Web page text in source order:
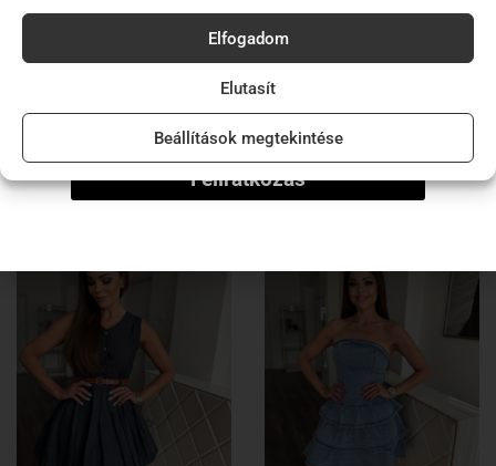
Elfogadom
Elutasít
Beállítások megtekintése
A modell által viselt méret: S
Ezek a termékek is tetszhetnek…
Feliratkozás